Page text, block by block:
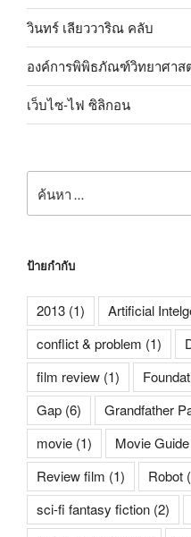
วินทร์ เลียววาริณ คลับ
องค์การพิพิธภัณฑ์วิทยาศาส
เว็บไซ-ไฟ ซิลิกอน
ป้ายกำกับ
2013 (1) Artificial
conflict & problem (1)
film review (1)
Gap (6) Grandfather
movie (1) Movie Guide
Review film (1) Robot
sci-fi fantasy fiction (2)